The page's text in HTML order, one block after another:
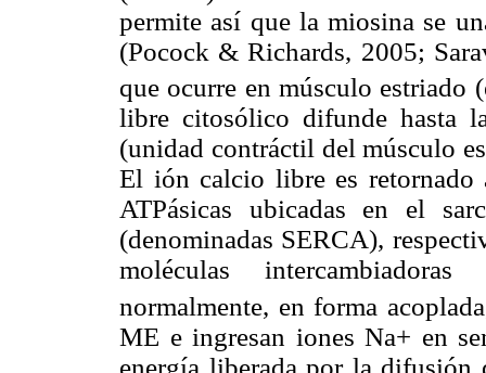
permite así que la miosina se
(Pocock & Richards, 2005;
que ocurre en músculo estriado
libre citosólico difunde hasta
(unidad contráctil del músculo
El ión calcio libre es
ATPásicas ubicadas en el
(denominadas SERCA),
moléculas
normalmente, en forma
ME e ingresan iones Na+ en
energía liberada por la